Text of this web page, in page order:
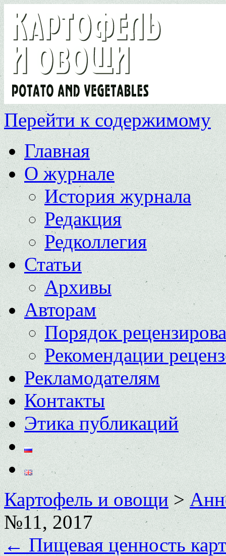
Перейти к содержимому
Главная
О журнале
История журнала
Редакция
Редколлегия
Статьи
Архивы
Авторам
Порядок
Рекомендации
Рекламодателям
Контакты
Этика публикаций
Картофель и овощи>
№11, 2017
←Пищевая ценность